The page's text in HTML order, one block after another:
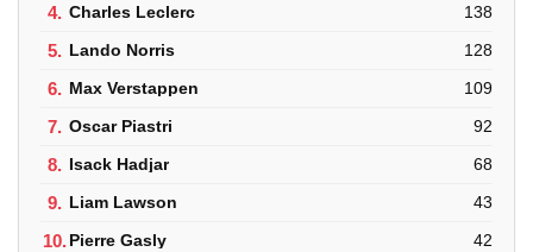
4. Charles Leclerc 138
5. Lando Norris 128
6. Max Verstappen 109
7. Oscar Piastri 92
8. Isack Hadjar 68
9. Liam Lawson 43
10.Pierre Gasly 42